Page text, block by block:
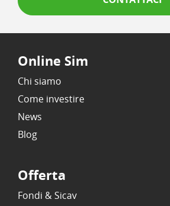
Online Sim
Chi siamo
Come investire
News
Blog
Offerta
Fondi & Sicav